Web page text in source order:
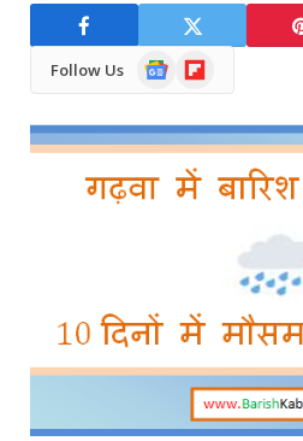
Follow Us
Google
News
Flipboard